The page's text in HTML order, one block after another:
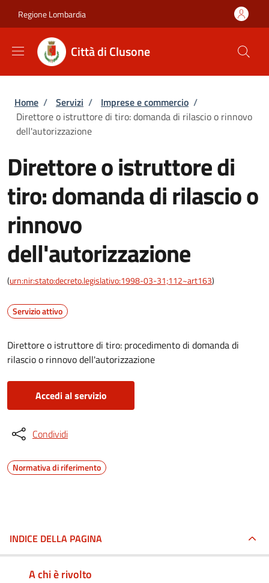
Regione Lombardia
Città di Clusone
Briciole di pane
Home / Servizi / Imprese e commercio /
Direttore o istruttore di tiro: domanda di rilascio o rinnovo
dell'autorizzazione
Direttore o istruttore di
tiro: domanda di rilascio o
rinnovo
dell'autorizzazione
(urn:nir:stato:decreto.legislativo:1998-03-31;112~art163)
Servizio attivo
Direttore o istruttore di tiro: procedimento di domanda di
rilascio o rinnovo dell'autorizzazione
Accedi al servizio
Condividi
Normativa di riferimento
INDICE DELLA PAGINA
A chi è rivolto